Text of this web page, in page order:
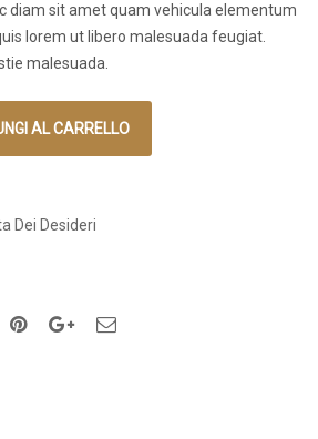
diam sit amet quam vehicula elementum
lorem ut libero malesuada feugiat.
malesuada.
AL CARRELLO
Dei Desideri